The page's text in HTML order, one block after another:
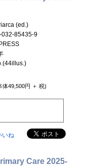
(ed.)
032-85435-9
体49,500円 ＋ 税)
いね
Care 2025-